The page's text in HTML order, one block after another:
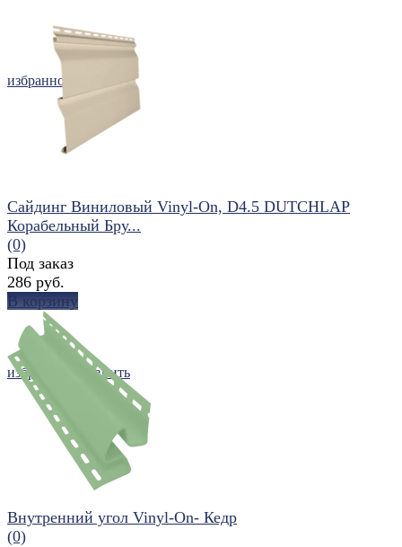
избранное
избранное сравнить
Сайдинг Виниловый Vinyl-On, D4.5 DUTCHLAP
Корабельный Бру...
(0)
Под заказ
286 руб.
В корзину
Внутренний угол Vinyl-On- Кедр
(0)